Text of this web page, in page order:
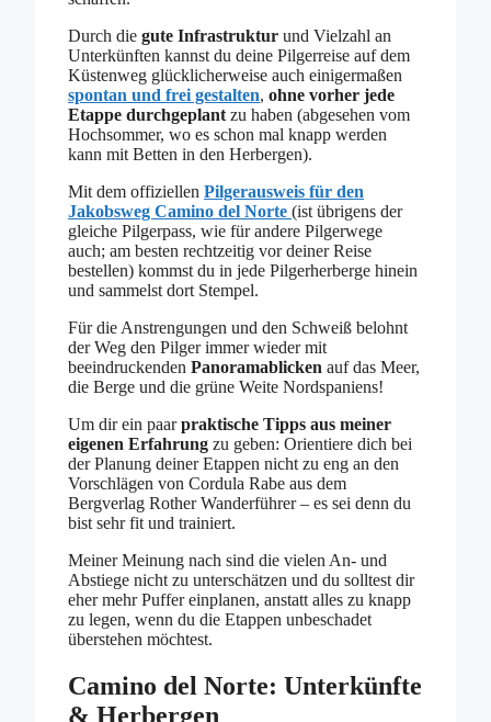
Durch die gute Infrastruktur und Vielzahl an
Unterkünften kannst du deine Pilgerreise auf dem
Küstenweg glücklicherweise auch einigermaßen
spontan und frei gestalten, ohne vorher jede
Etappe durchgeplant zu haben (abgesehen vom
Hochsommer, wo es schon mal knapp werden
kann mit Betten in den Herbergen).
Mit dem offiziellen Pilgerausweis für den
Jakobsweg Camino del Norte (ist übrigens der
gleiche Pilgerpass, wie für andere Pilgerwege
auch; am besten rechtzeitig vor deiner Reise
bestellen) kommst du in jede Pilgerherberge hinein
und sammelst dort Stempel.
Für die Anstrengungen und den Schweiß belohnt
der Weg den Pilger immer wieder mit
beeindruckenden Panoramablicken auf das Meer,
die Berge und die grüne Weite Nordspaniens!
Um dir ein paarpraktische Tipps aus meiner
eigenen Erfahrung zu geben: Orientiere dich bei
der Planung deiner Etappen nicht zu eng an den
Vorschlägen von Cordula Rabe aus dem
Bergverlag Rother Wanderführer – es sei denn du
bist sehr fit und trainiert.
Meiner Meinung nach sind die vielen An- und
Abstiege nicht zu unterschätzen und du solltest dir
eher mehr Puffer einplanen, anstatt alles zu knapp
zu legen, wenn du die Etappen unbeschadet
überstehen möchtest.
Camino del Norte: Unterkünfte
& Herbergen